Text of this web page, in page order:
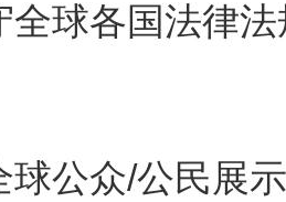
全球各国法律
球公众/公民展